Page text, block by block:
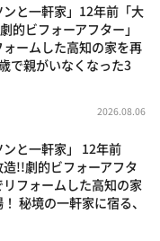
ンと一軒家」12年前「大
的ビフォーアフター」
ォームした高知の家を再
で親がいなくなった3
2026.08.06
ンと一軒家」 12年前
造!!劇的ビフォーアフタ
リフォームした高知の家
秘境の一軒家に宿る、